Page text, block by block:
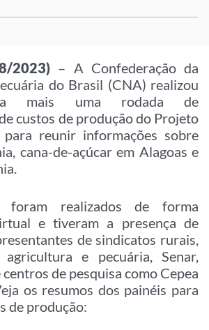
2023) – A Confederação da
do Brasil (CNA) realizou
mais uma rodada de
custos de produção do Projeto
reunir informações sobre
cana-de-açúcar em Alagoas e
foram realizados de forma
e tiveram a presença de
de sindicatos rurais,
e pecuária, Senar,
de pesquisa como Cepea
os resumos dos painéis para
de produção: